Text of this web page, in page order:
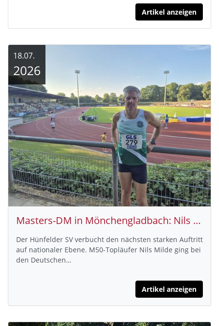
Artikel anzeigen
Masters-DM in Mönchengladbach: Nils Milde vom Hünfelder SV nutzt 1.500m als WM-Härtetest
Der Hünfelder SV verbucht den nächsten starken Auftritt
auf nationaler Ebene. M50-Topläufer Nils Milde ging bei
den Deutschen…
Artikel anzeigen
18.07.
2026